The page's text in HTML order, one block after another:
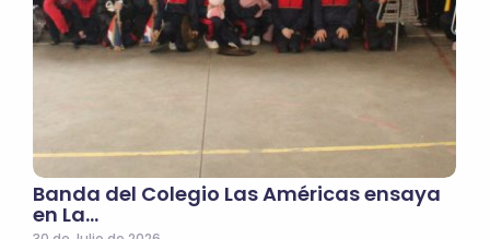
Banda del Colegio Las Américas ensaya
en La…